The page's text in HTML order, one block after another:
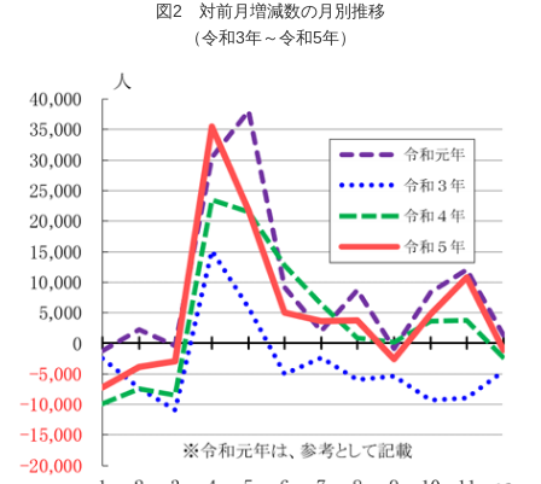
図2 対前月増減数の月別推移
（令和3年～令和5年）